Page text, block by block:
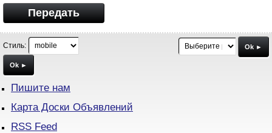
Передать
Стиль:
Ok ►
Ok ►
Пишите нам
Карта Доски Объявлений
RSS Feed